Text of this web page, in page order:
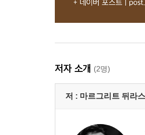
저자 소개 (2명)
저 : 마르그리트 뒤라스